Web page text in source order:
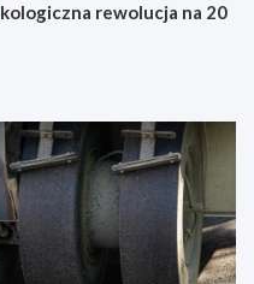
rewolucja na 20